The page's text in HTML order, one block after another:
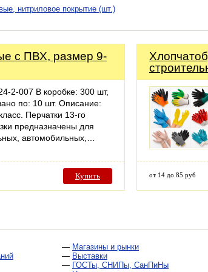
нитриловое покрытие (шт.)
с ПВХ, размер 9-
2-007 В коробке: 300 шт,
по: 10 шт. Описание:
Перчатки 13-го
предназначены для
автомобильных,…
Купить от 14 до 85 руб
— Магазины и рынки
— Выставки
— ГОСТы, СНИПы, СанПиНы